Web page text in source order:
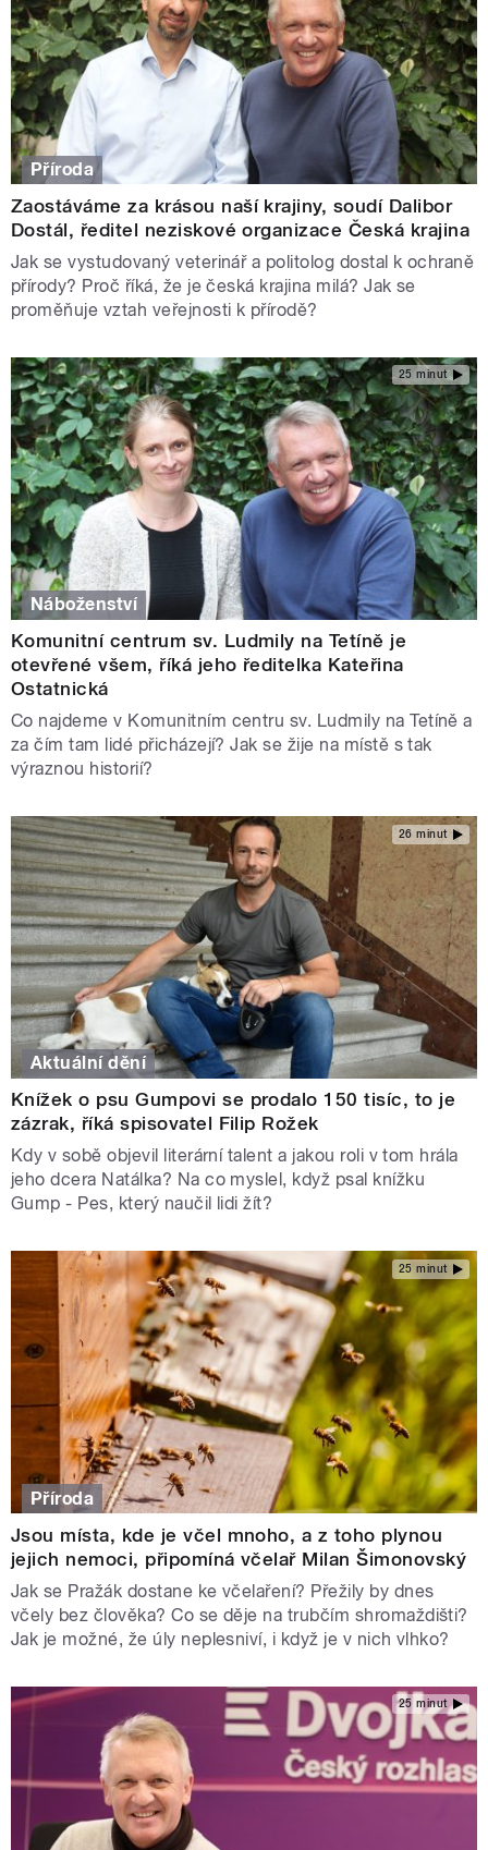
Příroda
Zaostáváme za krásou naší krajiny, soudí Dalibor
Dostál, ředitel neziskové organizace Česká krajina
Jak se vystudovaný veterinář a politolog dostal k ochraně
přírody? Proč říká, že je česká krajina milá? Jak se
proměňuje vztah veřejnosti k přírodě?
25 minut
Náboženství
Komunitní centrum sv. Ludmily na Tetíně je
otevřené všem, říká jeho ředitelka Kateřina
Ostatnická
Co najdeme v Komunitním centru sv. Ludmily na Tetíně a
za čím tam lidé přicházejí? Jak se žije na místě s tak
výraznou historií?
26 minut
Aktuální dění
Knížek o psu Gumpovi se prodalo 150 tisíc, to je
zázrak, říká spisovatel Filip Rožek
Kdy v sobě objevil literární talent a jakou roli v tom hrála
jeho dcera Natálka? Na co myslel, když psal knížku
Gump - Pes, který naučil lidi žít?
25 minut
Příroda
Jsou místa, kde je včel mnoho, a z toho plynou
jejich nemoci, připomíná včelař Milan Šimonovský
Jak se Pražák dostane ke včelaření? Přežily by dnes
včely bez člověka? Co se děje na trubčím shromaždišti?
Jak je možné, že úly neplesniví, i když je v nich vlhko?
25 minut